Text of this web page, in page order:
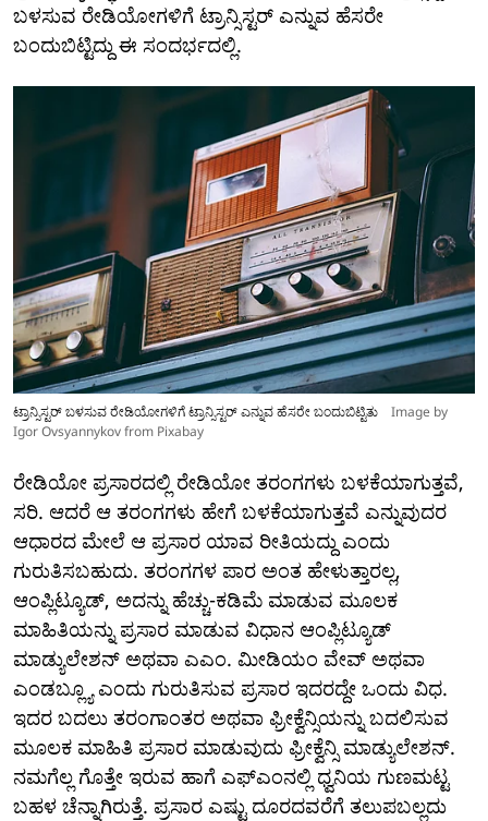
ಬಳಸುವ ರೇಡಿಯೋಗಳಿಗೆ ಟ್ರಾನ್ಸಿಸ್ಟರ್ ಎನ್ನುವ ಹೆಸರೇ
ಬಂದುಬಿಟ್ಟಿದ್ದು ಈ ಸಂದರ್ಭದಲ್ಲಿ.
ಟ್ರಾನ್ಸಿಸ್ಟರ್ ಬಳಸುವ ರೇಡಿಯೋಗಳಿಗೆ ಟ್ರಾನ್ಸಿಸ್ಟರ್ ಎನ್ನುವ ಹೆಸರೇ ಬಂದುಬಿಟ್ಟಿತು
Image by
Igor Ovsyannykov from Pixabay
ರೇಡಿಯೋ ಪ್ರಸಾರದಲ್ಲಿ ರೇಡಿಯೋ ತರಂಗಗಳು ಬಳಕೆಯಾಗುತ್ತವೆ,
ಸರಿ. ಆದರೆ ಆ ತರಂಗಗಳು ಹೇಗೆ ಬಳಕೆಯಾಗುತ್ತವೆ ಎನ್ನುವುದರ
ಆಧಾರದ ಮೇಲೆ ಆ ಪ್ರಸಾರ ಯಾವ ರೀತಿಯದ್ದು ಎಂದು
ಗುರುತಿಸಬಹುದು. ತರಂಗಗಳ ಪಾರ ಅಂತ ಹೇಳುತ್ತಾರಲ್ಲ,
ಆಂಪ್ಲಿಟ್ಯೂಡ್, ಅದನ್ನು ಹೆಚ್ಚು-ಕಡಿಮೆ ಮಾಡುವ ಮೂಲಕ
ಮಾಹಿತಿಯನ್ನು ಪ್ರಸಾರ ಮಾಡುವ ವಿಧಾನ ಆಂಪ್ಲಿಟ್ಯೂಡ್
ಮಾಡ್ಯುಲೇಶನ್ ಅಥವಾ ಎಎಂ. ಮೀಡಿಯಂ ವೇವ್ ಅಥವಾ
ಎಂಡಬ್ಲ್ಯೂ ಎಂದು ಗುರುತಿಸುವ ಪ್ರಸಾರ ಇದರದ್ದೇ ಒಂದು ವಿಧ.
ಇದರ ಬದಲು ತರಂಗಾಂತರ ಅಥವಾ ಫ್ರೀಕ್ವೆನ್ಸಿಯನ್ನು ಬದಲಿಸುವ
ಮೂಲಕ ಮಾಹಿತಿ ಪ್ರಸಾರ ಮಾಡುವುದು ಫ್ರೀಕ್ವೆನ್ಸಿ ಮಾಡ್ಯುಲೇಶನ್.
ನಮಗೆಲ್ಲ ಗೊತ್ತೇ ಇರುವ ಹಾಗೆ ಎಫ್‌ಎಂನಲ್ಲಿ ಧ್ವನಿಯ ಗುಣಮಟ್ಟ
ಬಹಳ ಚೆನ್ನಾಗಿರುತ್ತೆ. ಪ್ರಸಾರ ಎಷ್ಟು ದೂರದವರೆಗೆ ತಲುಪಬಲ್ಲದು